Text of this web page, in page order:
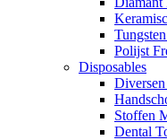
Polijst
Disposables
Stoffen
Dental